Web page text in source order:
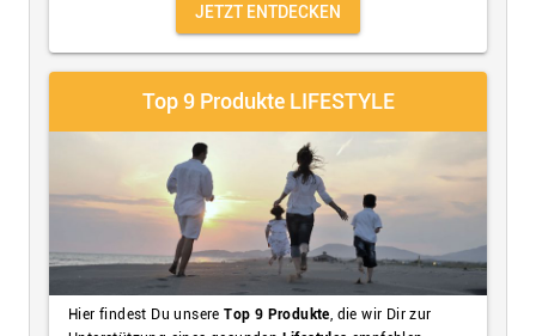
JETZT ENTDECKEN
Top 9 Produkte LIFESTYLE
Hier findest Du unsereTop 9 Produkte, die wir Dir zur